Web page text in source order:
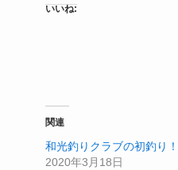
いいね:
関連
和光釣りクラブの初釣り！
2020年3月18日